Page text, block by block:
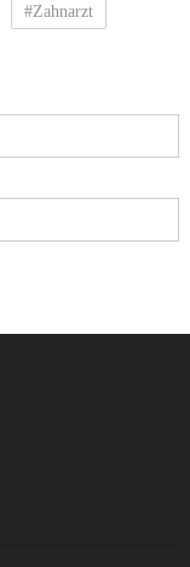
#Zahnarzt